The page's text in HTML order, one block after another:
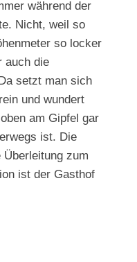
während der
Nicht, weil so
so locker
auch die
setzt man sich
und wundert
am Gipfel gar
ist. Die
Überleitung zum
ist der Gasthof